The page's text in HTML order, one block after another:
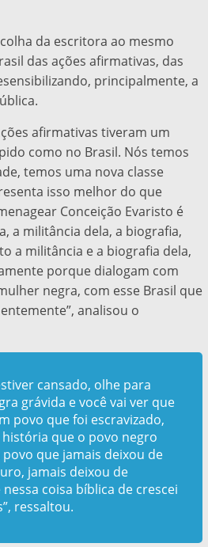
da escritora ao mesmo
das ações afirmativas, das
principalmente, a
afirmativas tiveram um
como no Brasil. Nós temos
temos uma nova classe
isso melhor do que
Conceição Evaristo é
a militância dela, a biografia,
a militância e a biografia dela,
porque dialogam com
negra, com esse Brasil que
analisou o
cansado, olhe para
grávida e você vai ver que
povo que foi escravizado,
que o povo negro
que jamais deixou de
jamais deixou de
coisa bíblica de crescei
ressaltou.